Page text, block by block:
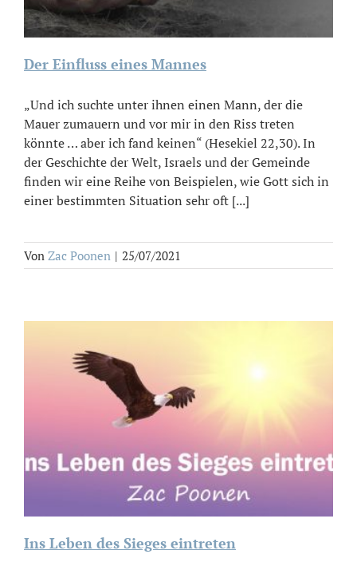
Der Einfluss eines Mannes
„Und ich suchte unter ihnen einen Mann, der die
Mauer zumauern und vor mir in den Riss treten
könnte … aber ich fand keinen“ (Hesekiel 22,30). In
der Geschichte der Welt, Israels und der Gemeinde
finden wir eine Reihe von Beispielen, wie Gott sich in
einer bestimmten Situation sehr oft [...]
Von Zac Poonen | 25/07/2021
Ins Leben des Sieges eintreten